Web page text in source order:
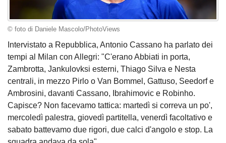
© foto di Daniele Mascolo/PhotoViews
Intervistato a Repubblica, Antonio Cassano ha parlato dei
tempi al Milan con Allegri: "C'erano Abbiati in porta,
Zambrotta, Jankulovksi esterni, Thiago Silva e Nesta
centrali, in mezzo Pirlo o Van Bommel, Gattuso, Seedorf e
Ambrosini, davanti Cassano, Ibrahimovic e Robinho.
Capisce? Non facevamo tattica: martedì si correva un po',
mercoledì palestra, giovedì partitella, venerdì facoltativo e
sabato battevamo due rigori, due calci d'angolo e stop. La